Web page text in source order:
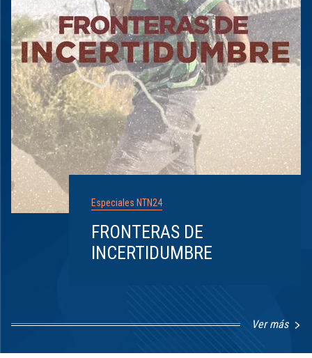
Especiales NTN24
FRONTERAS DE
INCERTIDUMBRE
Ver más
1